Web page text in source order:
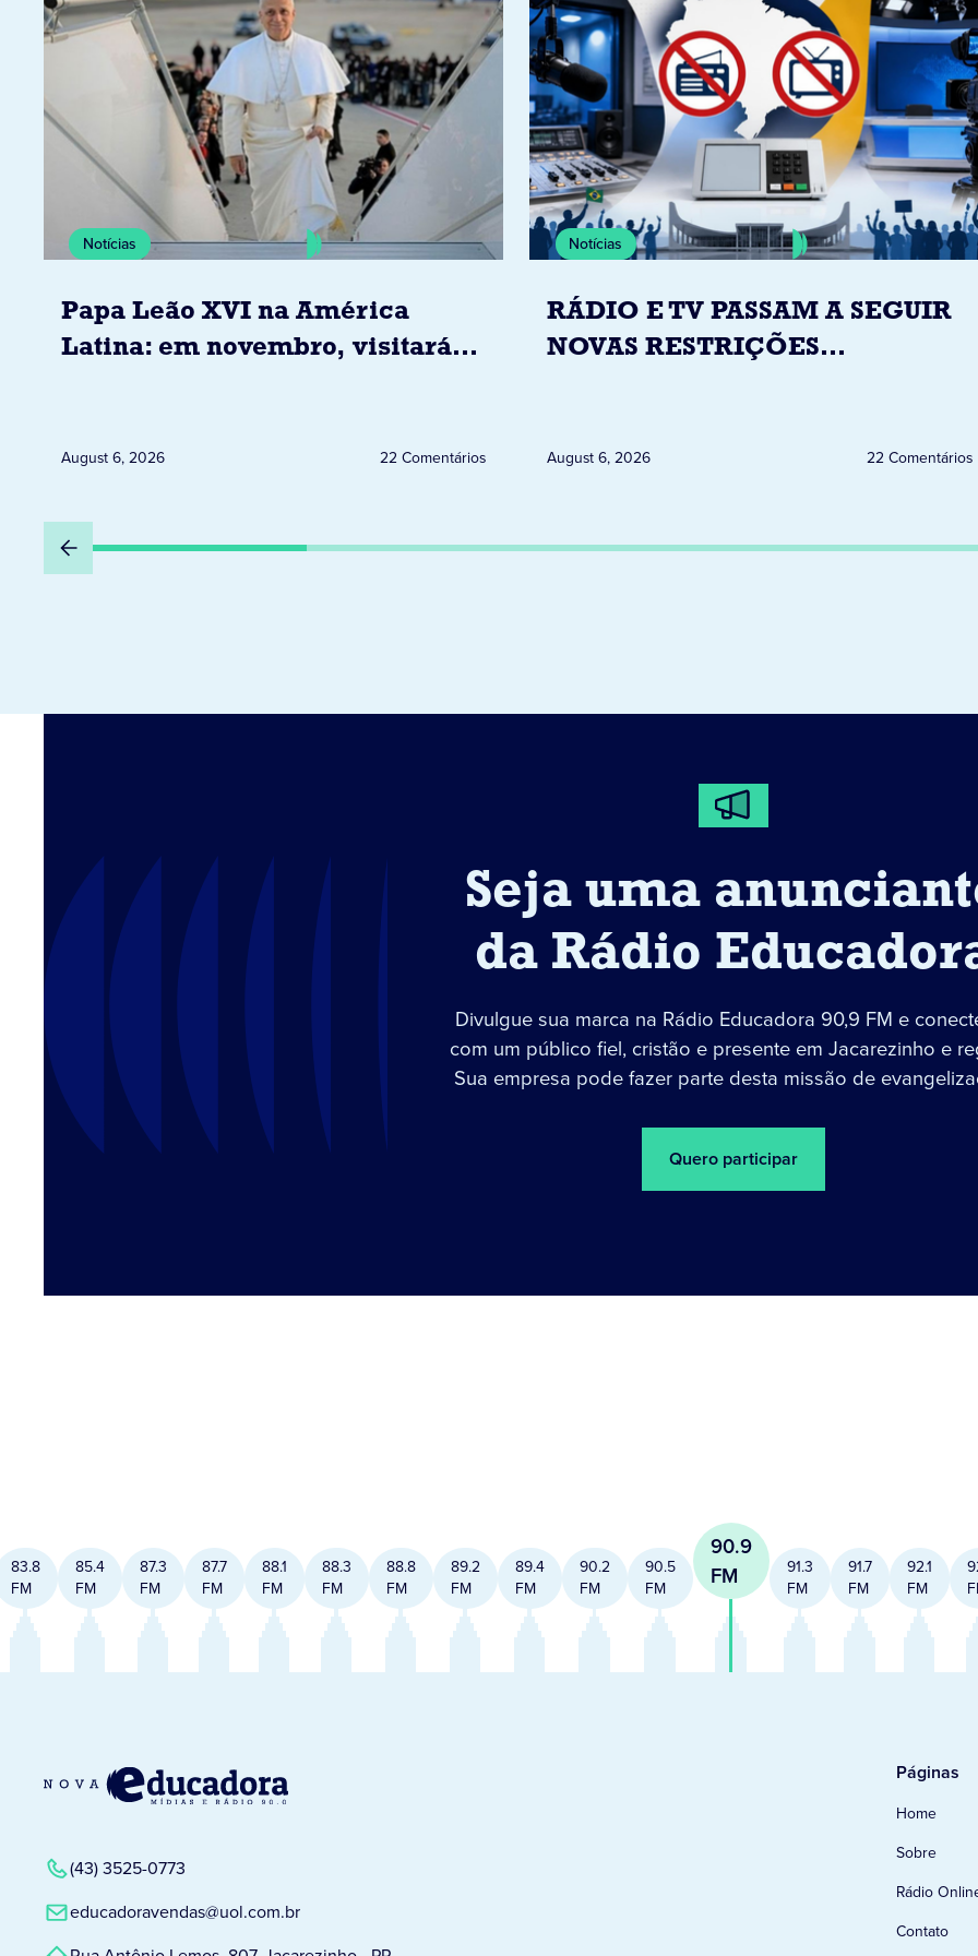
Notícias
Papa Leão XVI na América
Latina: em novembro, visitará
August 6, 2026 22 Comentários
Notícias
RÁDIO E TV PASSAM A SEGUIR
NOVAS RESTRIÇÕES
August 6, 2026 22 Comentários
Seja uma
da Rádio
Divulgue sua marca na Rádio Educadora 90,9 FM e
com um público fiel, cristão e presente em Jacarezinho e
Sua empresa pode fazer parte desta missão de
Quero participar
83.8
FM
85.4
FM
87.3
FM
87.7
FM
88.1
FM
88.3
FM
88.8
FM
89.2
FM
89.4
FM
90.2
FM
90.5
FM
90.9
FM
91.3
FM
91.7
FM
92.1
FM
(43) 3525-0773
educadoravendas@uol.com.br
Páginas
Home
Sobre
Rádio
Contato